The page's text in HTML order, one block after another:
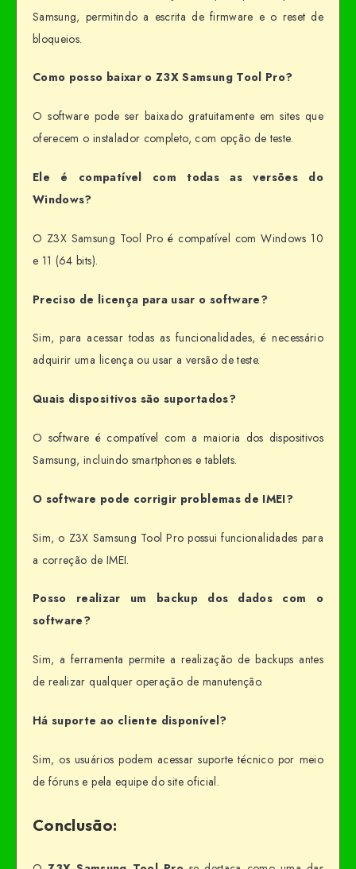
Samsung, permitindo a escrita de firmware e o reset de
bloqueios.
Como posso baixar o Z3X Samsung Tool Pro?
O software pode ser baixado gratuitamente em sites que
oferecem o instalador completo, com opção de teste.
Ele é compatível com todas as versões do
Windows?
O Z3X Samsung Tool Pro é compatível com Windows 10
e 11 (64 bits).
Preciso de licença para usar o software?
Sim, para acessar todas as funcionalidades, é necessário
adquirir uma licença ou usar a versão de teste.
Quais dispositivos são suportados?
O software é compatível com a maioria dos dispositivos
Samsung, incluindo smartphones e tablets.
O software pode corrigir problemas de IMEI?
Sim, o Z3X Samsung Tool Pro possui funcionalidades para
a correção de IMEI.
Posso realizar um backup dos dados com o
software?
Sim, a ferramenta permite a realização de backups antes
de realizar qualquer operação de manutenção.
Há suporte ao cliente disponível?
Sim, os usuários podem acessar suporte técnico por meio
de fóruns e pela equipe do site oficial.
Conclusão: